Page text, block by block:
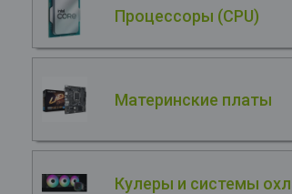
Процессоры (CPU)
Материнские платы
Кулеры и системы